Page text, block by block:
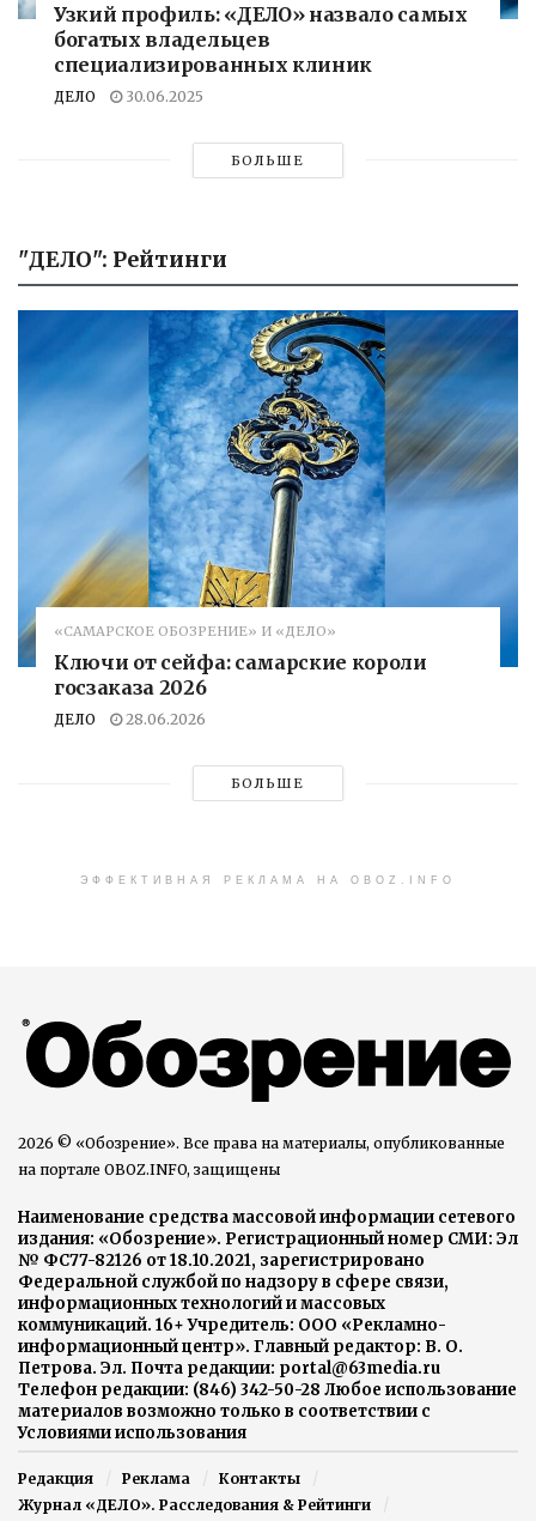
Узкий профиль: «ДЕЛО» назвало самых
богатых владельцев
специализированных клиник
ДЕЛО 30.06.2025
БОЛЬШЕ
"ДЕЛО": Рейтинги
«САМАРСКОЕ ОБОЗРЕНИЕ» И «ДЕЛО»
Ключи от сейфа: самарские короли
госзаказа 2026
ДЕЛО 28.06.2026
БОЛЬШЕ
ЭФФЕКТИВНАЯ РЕКЛАМА НА OBOZ.INFO
2026 © «Обозрение». Все права на материалы, опубликованные
на портале OBOZ.INFO, защищены
Наименование средства массовой информации сетевого
издания: «Обозрение». Регистрационный номер СМИ: Эл
№ ФС77-82126 от 18.10.2021, зарегистрировано
Федеральной службой по надзору в сфере связи,
информационных технологий и массовых
коммуникаций. 16+ Учредитель: ООО «Рекламно-
информационный центр». Главный редактор: В. О.
Петрова. Эл. Почта редакции: portal@63media.ru
Телефон редакции: (846) 342-50-28 Любое использование
материалов возможно только в соответствии с
Условиями использования
Редакция Реклама
Контакты
Журнал «ДЕЛО». Расследования & Рейтинги